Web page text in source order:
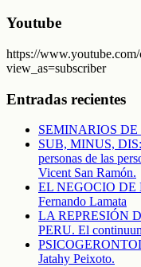
Youtube
https://
view_as=subscriber
Entradas recientes
SEMINARIOS DE
SUB, MINUS, DIS:
personas de las
Vicent San Ramón.
EL NEGOCIO
Fernando Lamata
LA REPRESIÓN
PERU. El
Jatahy Peixoto.